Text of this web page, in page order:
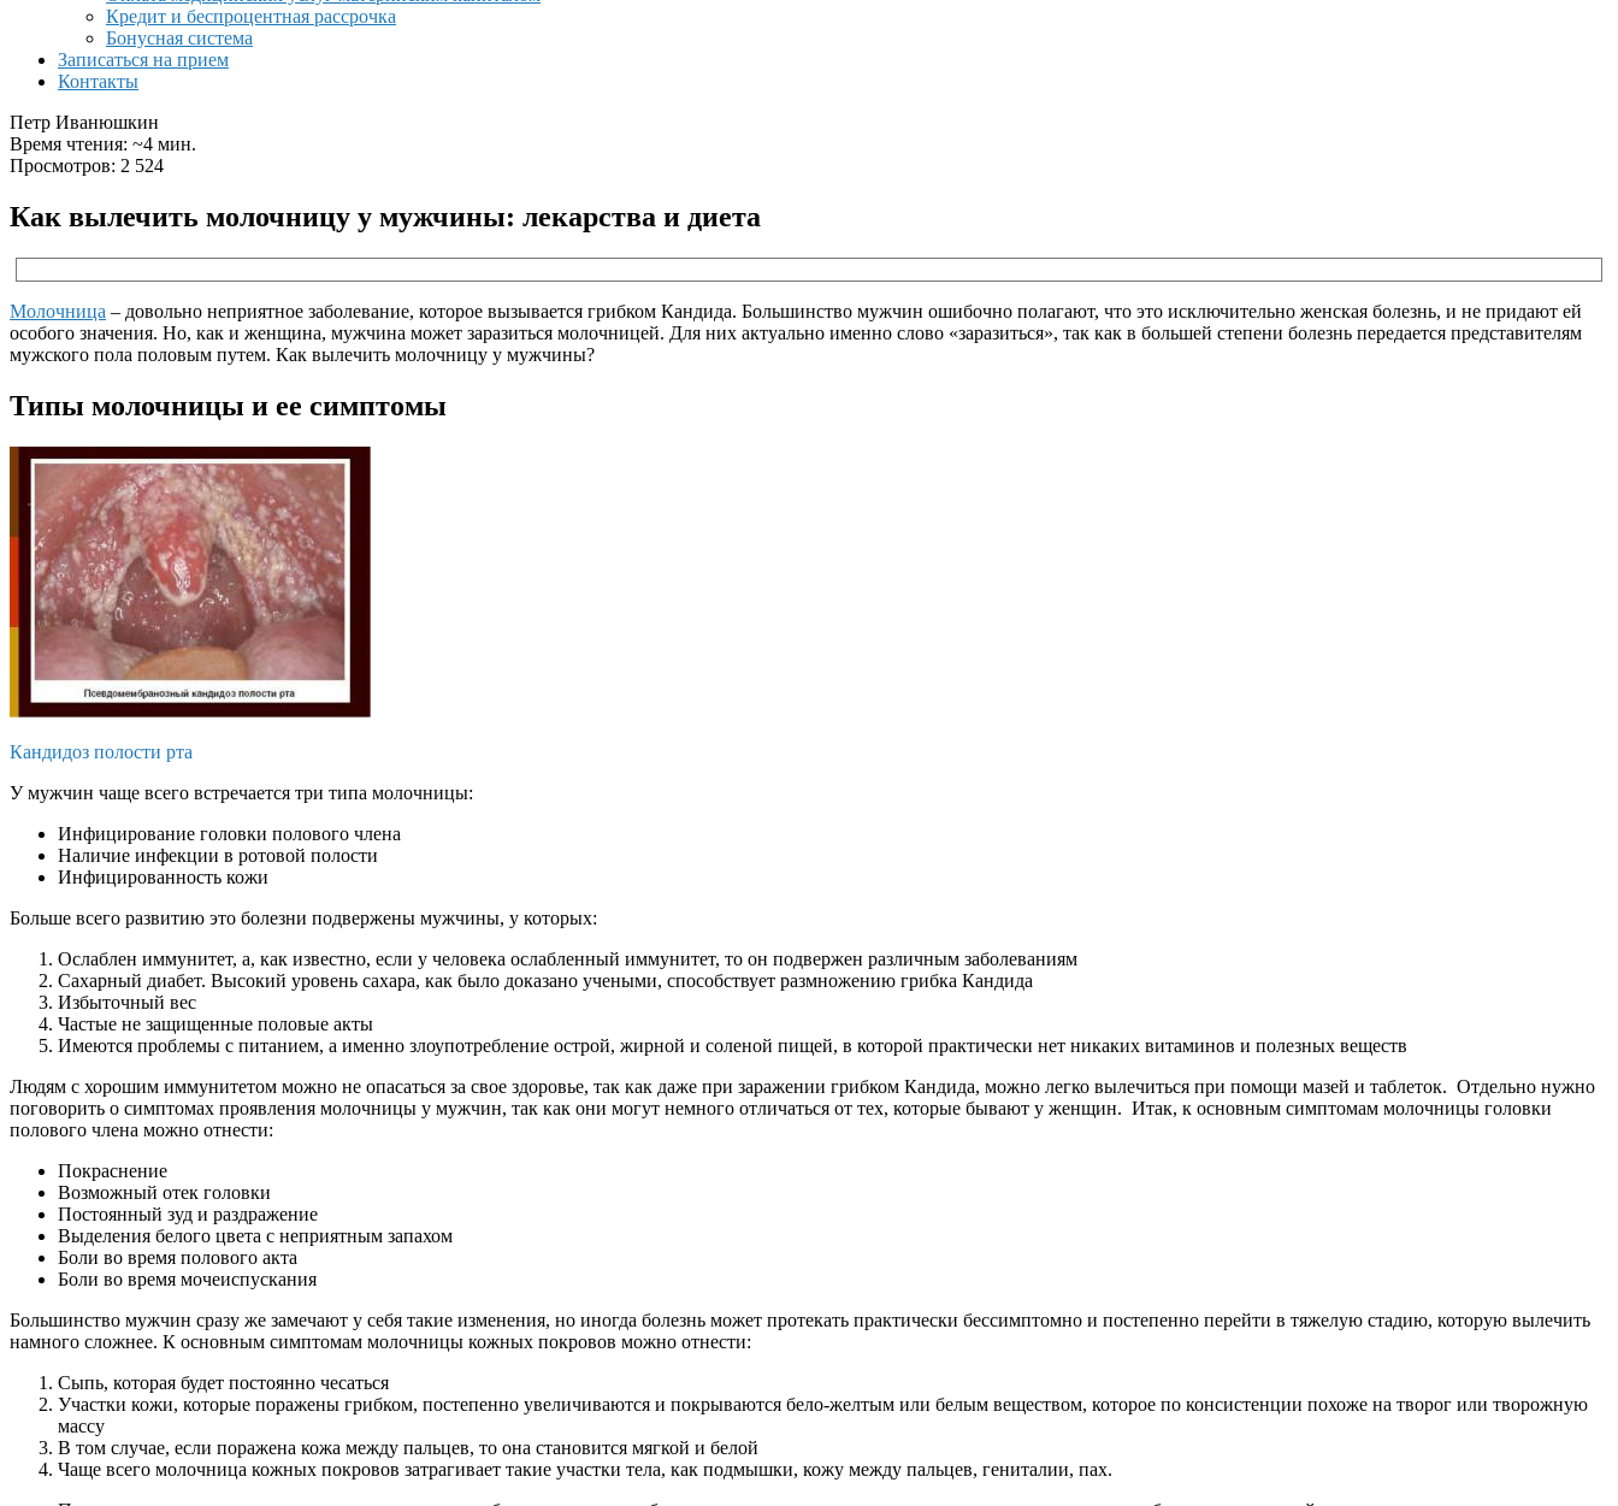
Кредит и беспроцентная рассрочка
Бонусная система
Записаться на прием
Контакты
Петр Иванюшкин
Время чтения: ~4 мин.
Просмотров: 2 524
Как вылечить молочницу у мужчины: лекарства и диета
Молочница – довольно неприятное заболевание, которое вызывается грибком Кандида. Большинство мужчин ошибочно полагают, что это исключительно женская болезнь, и не придают ей
особого значения. Но, как и женщина, мужчина может заразиться молочницей. Для них актуально именно слово «заразиться», так как в большей степени болезнь передается представителям
мужского пола половым путем. Как вылечить молочницу у мужчины?
Типы молочницы и ее симптомы
Кандидоз полости рта
У мужчин чаще всего встречается три типа молочницы:
Инфицирование головки полового члена
Наличие инфекции в ротовой полости
Инфицированность кожи
Больше всего развитию это болезни подвержены мужчины, у которых:
Ослаблен иммунитет, а, как известно, если у человека ослабленный иммунитет, то он подвержен различным заболеваниям
Сахарный диабет. Высокий уровень сахара, как было доказано учеными, способствует размножению грибка Кандида
Избыточный вес
Частые не защищенные половые акты
Имеются проблемы с питанием, а именно злоупотребление острой, жирной и соленой пищей, в которой практически нет никаких витаминов и полезных веществ
Людям с хорошим иммунитетом можно не опасаться за свое здоровье, так как даже при заражении грибком Кандида, можно легко вылечиться при помощи мазей и таблеток. Отдельно нужно
поговорить о симптомах проявления молочницы у мужчин, так как они могут немного отличаться от тех, которые бывают у женщин. Итак, к основным симптомам молочницы головки
полового члена можно отнести:
Покраснение
Возможный отек головки
Постоянный зуд и раздражение
Выделения белого цвета с неприятным запахом
Боли во время полового акта
Боли во время мочеиспускания
Большинство мужчин сразу же замечают у себя такие изменения, но иногда болезнь может протекать практически бессимптомно и постепенно перейти в тяжелую стадию, которую вылечить
намного сложнее. К основным симптомам молочницы кожных покровов можно отнести:
Сыпь, которая будет постоянно чесаться
Участки кожи, которые поражены грибком, постепенно увеличиваются и покрываются бело-желтым или белым веществом, которое по консистенции похоже на творог или творожную
массу
В том случае, если поражена кожа между пальцев, то она становится мягкой и белой
Чаще всего молочница кожных покровов затрагивает такие участки тела, как подмышки, кожу между пальцев, гениталии, пах.